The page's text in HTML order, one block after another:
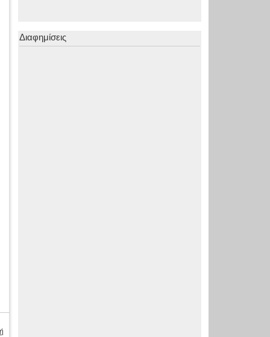
Διαφημίσεις